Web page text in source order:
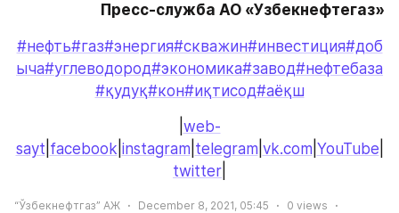
Пресс-служба АО «Узбекнефтегаз»
#нефть#газ#энергия#скважин#инвестиция#доб
ыча#углеводород#экономика#завод#нефтебаза
#қудуқ#кон#иқтисод#аёқш
web-
sayt facebook instagram telegram vk.com YouTube
twitter
“Ўзбекнефтгаз” АЖ December 8, 2021, 05:45 0 views